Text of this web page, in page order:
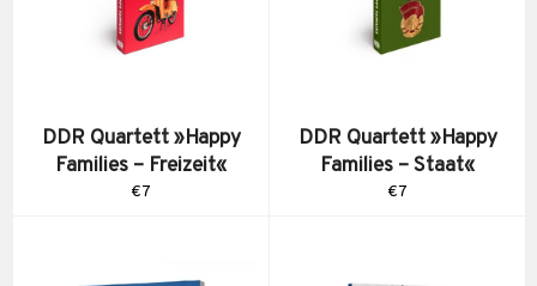
DDR Quartett »Happy
Families – Freizeit«
Normaler
€7
DDR Quartett »Happy
Families – Staat«
Normaler
€7